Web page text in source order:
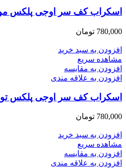
اسکراب کف سر اوجی پلکس
780,000 تومان
افزودن به سبد خرید
مشاهده سریع
افزودن به مقایسه
افزودن به علاقه مندی
اسکراب کف سر اوجی پلکس
780,000 تومان
افزودن به سبد خرید
مشاهده سریع
افزودن به مقایسه
افزودن به علاقه مندی